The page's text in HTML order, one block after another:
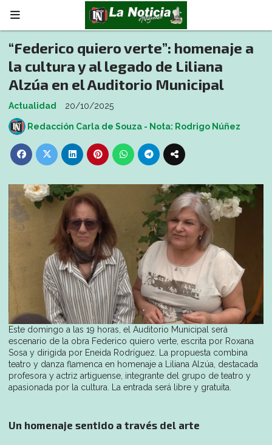
“Federico quiero verte”: homenaje a
la cultura y al legado de Liliana
Alzúa en el Auditorio Municipal
Actualidad 20/10/2025
Redacción Carla de Souza - Nota: Rodrigo Núñez
Este domingo a las 19 horas, el Auditorio Municipal será
escenario de la obra Federico quiero verte, escrita por Roxana
Sosa y dirigida por Eneida Rodríguez. La propuesta combina
teatro y danza flamenca en homenaje a Liliana Alzúa, destacada
profesora y actriz artiguense, integrante del grupo de teatro y
apasionada por la cultura. La entrada será libre y gratuita.
Un homenaje sentido a través del arte